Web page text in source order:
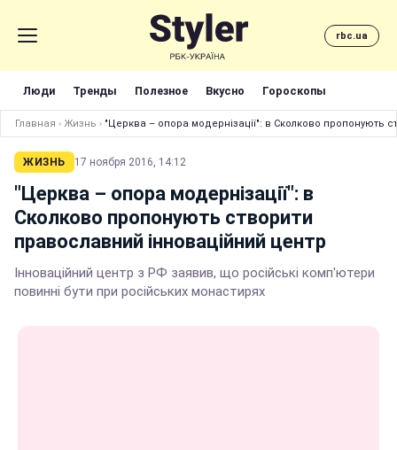
rbc.ua
Люди Тренды Полезное Вкусно Гороскопы
Главная › Жизнь › "Церква – опора модернізації": в Сколково пропонують
ЖИЗНЬ 17 ноября 2016, 14:12
"Церква – опора модернізації": в
Сколково пропонують створити
православний інноваційний центр
Інноваційний центр з РФ заявив, що російські комп'ютери
повинні бути при російських монастирях